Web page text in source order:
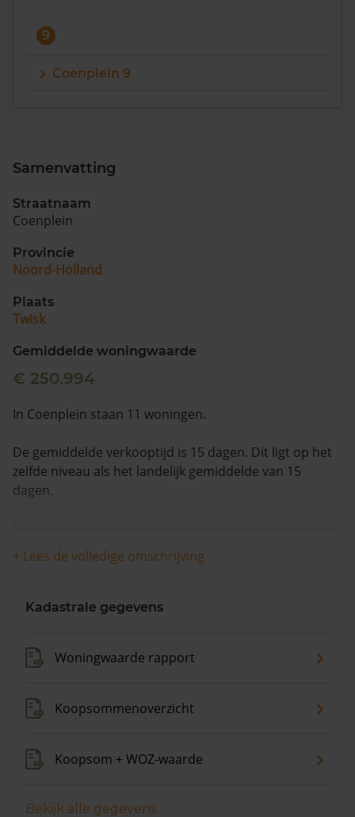
9
Coenplein 9
Samenvatting
Straatnaam
Coenplein
Provincie
Noord-Holland
Plaats
Twisk
Gemiddelde woningwaarde
€ 250.994
In Coenplein staan 11 woningen.
De gemiddelde verkooptijd is 15 dagen. Dit ligt op het
zelfde niveau als het landelijk gemiddelde van 15
dagen.
woningwaarde met 9,1% gestegen.
+ Lees de volledige omschrijving
Kadastrale gegevens
Woningwaarde rapport
Koopsommenoverzicht
Koopsom + WOZ-waarde
Bekijk alle gegevens